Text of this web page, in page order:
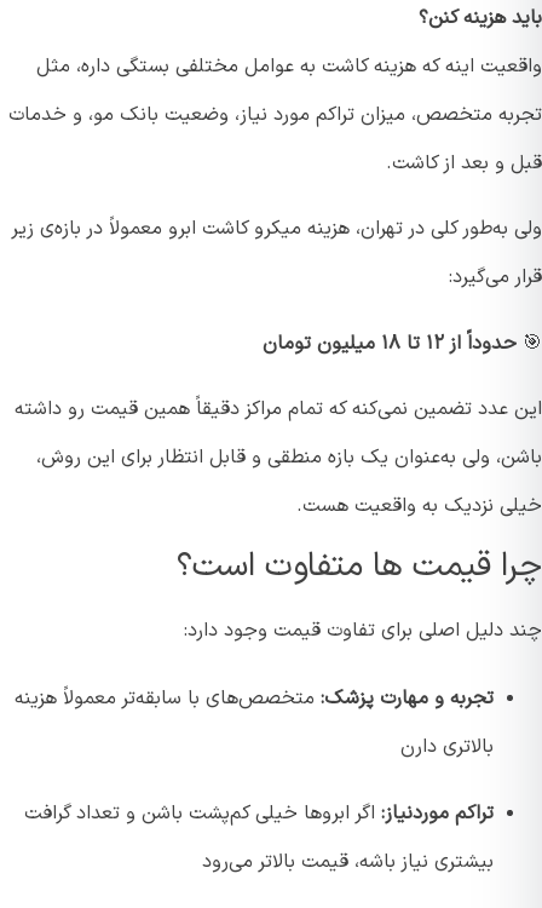
هزینه کنن؟
اینه که هزینه کاشت به عوامل مختلفی بستگی داره، مثل
متخصص، میزان تراکم مورد نیاز، وضعیت بانک مو، و خدمات
و بعد از کاشت.
به‌طور کلی در تهران، هزینه میکرو کاشت ابرو معمولاً در بازه‌ی زیر
می‌گیرد:
حدوداً از ۱۲ تا ۱۸ میلیون تومان
عدد تضمین نمی‌کنه که تمام مراکز دقیقاً همین قیمت رو داشته
ولی به‌عنوان یک بازه منطقی و قابل انتظار برای این روش،
نزدیک به واقعیت هست.
قیمت ها متفاوت است؟
دلیل اصلی برای تفاوت قیمت وجود دارد:
تجربه و مهارت پزشک:متخصص‌های با سابقه‌تر معمولاً هزینه
بالاتری دارن
تراکم موردنیاز:اگر ابروها خیلی کم‌پشت باشن و تعداد گرافت
بیشتری نیاز باشه، قیمت بالاتر می‌رود